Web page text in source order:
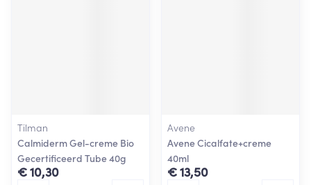
Tilman
Calmiderm Gel-creme Bio
Gecertificeerd Tube 40g
€ 10,30
Avene
Avene Cicalfate+creme
40ml
€ 13,50